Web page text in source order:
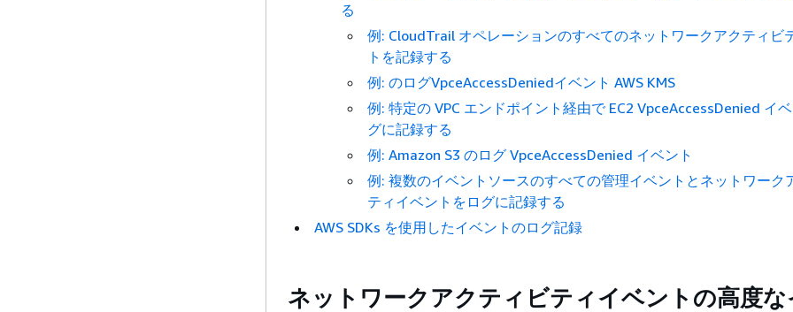
る
例: CloudTrail オペレーションのすべてのネットワークアクティビ
トを記録する
例: のログVpceAccessDeniedイベント AWS KMS
例: 特定の VPC エンドポイント経由で EC2 VpceAccessDenied イ
グに記録する
例: Amazon S3 のログ VpceAccessDenied イベント
例: 複数のイベントソースのすべての管理イベントとネットワーク
ティイベントをログに記録する
AWS SDKs を使用したイベントのログ記録
ネットワークアクティビティイベントの高度